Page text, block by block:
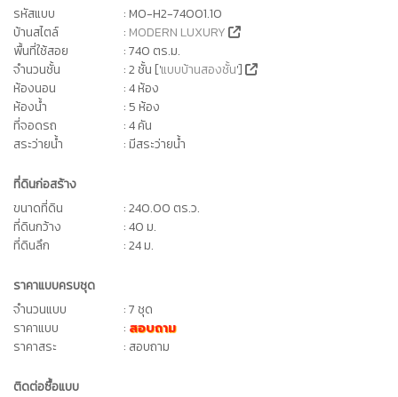
รหัสแบบ
: MO-H2-74001.10
บ้านสไตล์
: MODERN LUXURY
พื้นที่ใช้สอย
: 740 ตร.ม.
จำนวนชั้น
: 2 ชั้น ['แบบบ้านสองชั้น']
ห้องนอน
: 4 ห้อง
ห้องน้ำ
: 5 ห้อง
ที่จอดรถ
: 4 คัน
สระว่ายน้ำ
: มีสระว่ายน้ำ
ที่ดินก่อสร้าง
ขนาดที่ดิน
: 240.00 ตร.ว.
ที่ดินกว้าง
: 40 ม.
ที่ดินลึก
: 24 ม.
ราคาแบบครบชุด
จำนวนแบบ
: 7 ชุด
ราคาแบบ
: สอบถาม
ราคาสระ
: สอบถาม
ติดต่อซื้อแบบ